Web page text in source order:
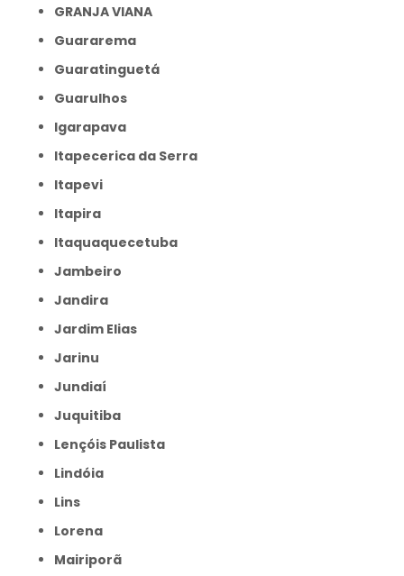
GRANJA VIANA
Guararema
Guaratinguetá
Guarulhos
Igarapava
Itapecerica da Serra
Itapevi
Itapira
Itaquaquecetuba
Jambeiro
Jandira
Jardim Elias
Jarinu
Jundiaí
Juquitiba
Lençóis Paulista
Lindóia
Lins
Lorena
Mairiporã